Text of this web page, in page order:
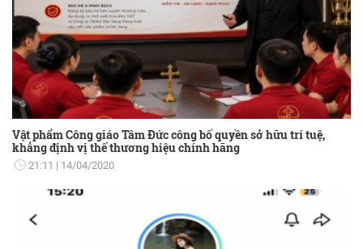
Vật phẩm Công giáo Tâm Đức công bố quyền sở hữu trí tuệ,
khẳng định vị thế thương hiệu chính hãng
21:11 14/04/2020